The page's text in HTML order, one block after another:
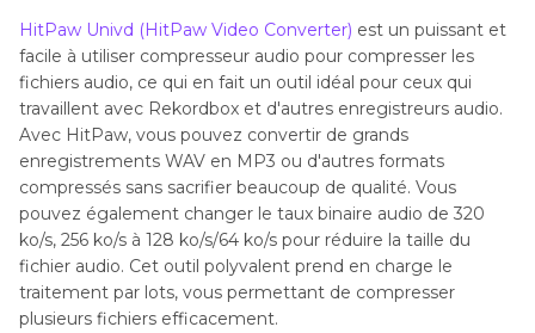
Partie 5: Questions fréquemment posées sur la
compression des enregistrements audio
HitPaw Univd (HitPaw Video Converter) est un puissant et
facile à utiliser compresseur audio pour compresser les
fichiers audio, ce qui en fait un outil idéal pour ceux qui
travaillent avec Rekordbox et d'autres enregistreurs audio.
Avec HitPaw, vous pouvez convertir de grands
enregistrements WAV en MP3 ou d'autres formats
compressés sans sacrifier beaucoup de qualité. Vous
pouvez également changer le taux binaire audio de 320
ko/s, 256 ko/s à 128 ko/s/64 ko/s pour réduire la taille du
fichier audio. Cet outil polyvalent prend en charge le
traitement par lots, vous permettant de compresser
plusieurs fichiers efficacement.